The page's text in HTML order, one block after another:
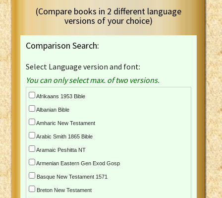
(Compare books in 2 different language
versions of your choice)
Comparison Search:
Select Language version and font:
You can only select max. of two versions.
Afrikaans 1953 Bible
Albanian Bible
Amharic New Testament
Arabic Smith 1865 Bible
Aramaic Peshitta NT
Armenian Eastern Gen Exod Gosp
Basque New Testament 1571
Breton New Testament